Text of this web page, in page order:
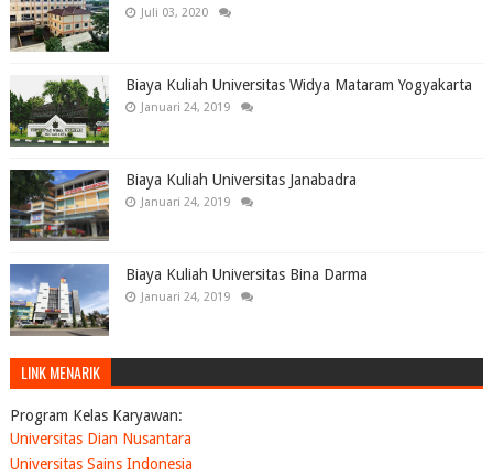
Juli 03, 2020
Biaya Kuliah Universitas Widya Mataram Yogyakarta
Januari 24, 2019
Biaya Kuliah Universitas Janabadra
Januari 24, 2019
Biaya Kuliah Universitas Bina Darma
Januari 24, 2019
LINK MENARIK
Program Kelas Karyawan:
Universitas Dian Nusantara
Universitas Sains Indonesia